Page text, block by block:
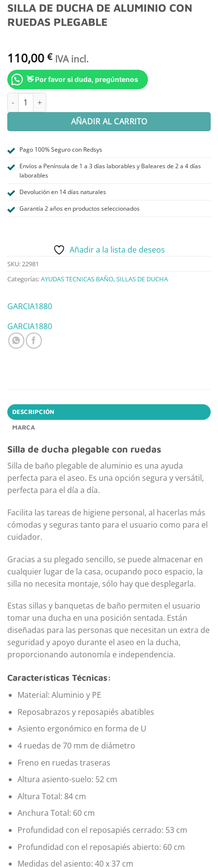
SILLA DE DUCHA DE ALUMINIO CON
RUEDAS PLEGABLE
110,00 € IVA incl.
👋 Por favor si duda, pregúntenos
SILLA DE DUCHA DE ALUMINIO CON RUEDAS PLEGABLE cantidad
AÑADIR AL CARRITO
Pago 100% Seguro con Redsys
Envíos a Península de 1 a 3 días laborables y Baleares de 2 a 4 días
laborables
Devolución en 14 días naturales
Garantía 2 años en productos seleccionados
Añadir a la lista de deseos
SKU:22981
Categorías:AYUDAS TECNICAS BAÑO,SILLAS DE DUCHA
GARCIA1880
GARCIA1880
DESCRIPCIÓN
MARCA
Silla de ducha plegable con ruedas
Silla de baño plegable de aluminio es una ayuda
perfecta para el aseo. Es una opción segura y versátil,
perfecta para el día a día.
Facilita las tareas de higiene personal, al hacerlas más
cómodas y seguras tanto para el usuario como para el
cuidador.
Gracias a su plegado sencillo, se puede almacenar en
cualquier lugar de la casa, ocupando poco espacio, la
silla no necesita montaje, sólo hay que desplegarla.
Estas sillas y banquetas de baño permiten el usuario
tomar una ducha en una posición sentada. Están
diseñadas para las personas que necesitan un extra de
seguridad y apoyo durante el aseo en la ducha,
proporcionando autonomía e independencia.
Características Técnicas:
Material: Aluminio y PE
Reposabrazos y reposapiés abatibles
Asiento ergonómico en forma de U
4 ruedas de 70 mm de diámetro
Freno en ruedas traseras
Altura asiento-suelo: 52 cm
Altura Total: 84 cm
Anchura Total: 60 cm
Profundidad con el reposapiés cerrado: 53 cm
Profundidad con el reposapiés abierto: 60 cm
Medidas del asiento: 40 x 37 cm